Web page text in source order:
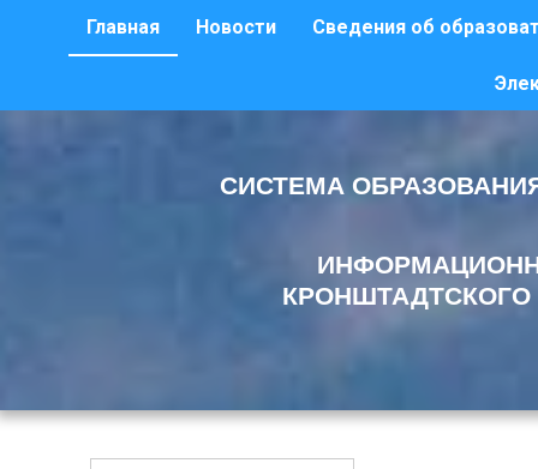
Главная Новости Сведения об
СИСТЕМА
КРОНШТАДТСКОГО